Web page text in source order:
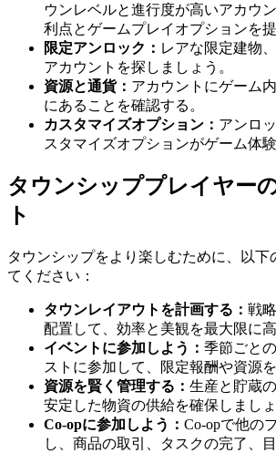
ウンレベルと進行度が高いアカウ
利点とゲームプレイオプションを提
限定アンロック： レアな限定建物
アカウントを探しましょう。
資源と通貨： アカウントにゲーム
にあることを確認する。
カスタマイズオプション： アンロ
スタマイズオプションがゲーム体
タウンシッププレイヤー
ト
タウンシップをより楽しむために、以下
てください：
タウンレイアウトを計画する： 戦
配置して、効率と美観を最大限に高
イベントに参加しよう： 季節ごと
ストに参加して、限定報酬や資源
資源を賢く管理する： 生産と貯蔵
安定した物資の供給を確保しましょ
Co-opに参加しよう： Co-opで他の
し、商品の取引、タスクの完了、